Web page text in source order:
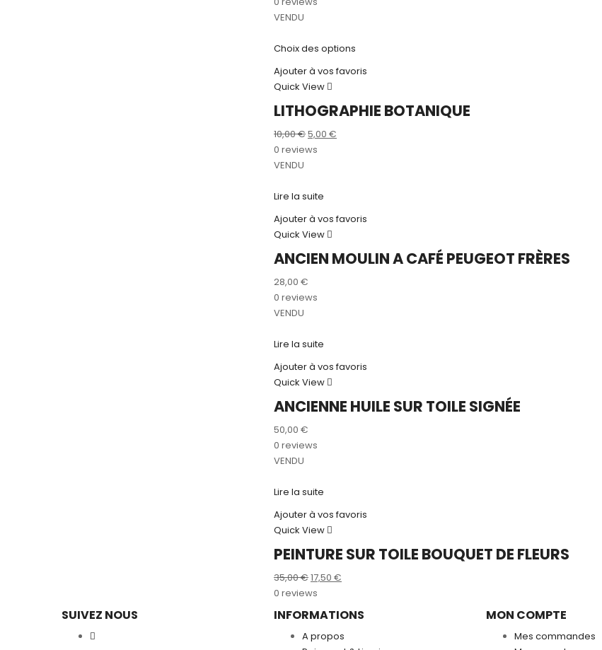
25,00 €.12,50 €.
VENDU
Choix des options
Ajouter à vos favoris
Quick View
LITHOGRAPHIE BOTANIQUE
10,00€Le
prix
10,00 €.
5,00 €
0 reviews
VENDU
Lire la suite
Ajouter à vos favoris
Quick View
ANCIEN MOULIN A CAFÉ PEUGEOT FRÈRES
28,00 €
0 reviews
VENDU
Lire la suite
Ajouter à vos favoris
Quick View
ANCIENNE HUILE SUR TOILE SIGNÉE
50,00 €
0 reviews
VENDU
Lire la suite
Ajouter à vos favoris
Quick View
PEINTURE SUR TOILE BOUQUET DE FLEURS
35,00€Le
prix
initial
était :
35,00 €.
17,50 €
actuel
est :
17,50 €.
0 reviews
SUIVEZ NOUS INFORMATIONS
A propos
MON COMPTE
Mes commandes